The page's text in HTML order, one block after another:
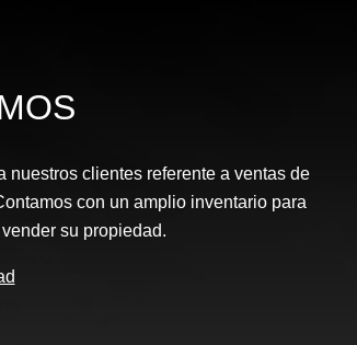
nuestros clientes referente a ventas de
con un amplio inventario para
su propiedad.